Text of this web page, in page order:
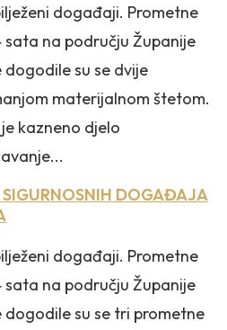
događaji. Prometne
na području Županije
su se dvije
materijalnom štetom.
kazneno djelo
DOGAĐAJA
događaji. Prometne
na području Županije
su se tri prometne